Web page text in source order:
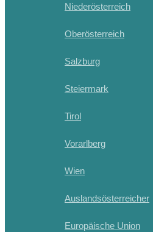
Niederösterreich
Oberösterreich
Salzburg
Steiermark
Tirol
Vorarlberg
Wien
Auslandsösterreicher
Europäische Union